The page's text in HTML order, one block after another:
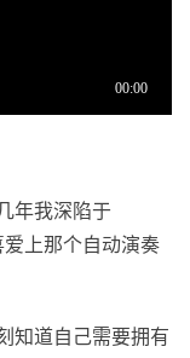
年我深陷于
上那个自动演奏
知道自己需要拥有